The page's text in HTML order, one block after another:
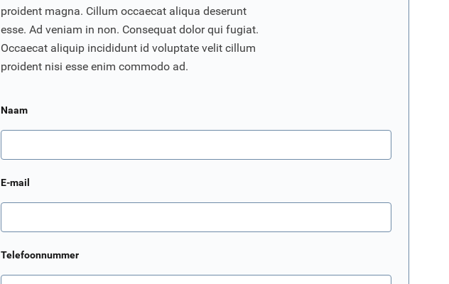
proident magna. Cillum occaecat aliqua deserunt
esse. Ad veniam in non. Consequat dolor qui fugiat.
Occaecat aliquip incididunt id voluptate velit cillum
proident nisi esse enim commodo ad.
Naam
E-mail
Telefoonnummer